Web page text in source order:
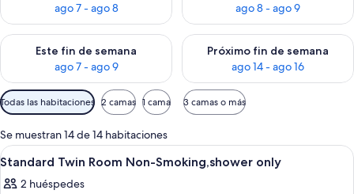
ago 7 - ago 8
ago 8 - ago 9
Este fin de semana
ago 7 - ago 9
Consulta la disponibilidad para este fin de semana, ago 7 -
Próximo fin de semana
ago 14 - ago 16
Consulta la disponibilidad
Filtros
disponibles
para
las
habitaciones
Todas las habitaciones 2 camas 1 cama 3 camas o más
Se muestran 14 de 14 habitaciones
Abrir
todas
las
Habitación de hotel con dos camas,
1
Standard Twin Room Non-Smoking,shower only
2 huéspedes